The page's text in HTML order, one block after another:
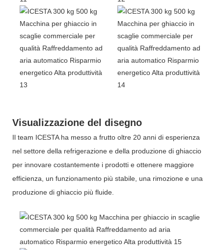
Visualizzazione del disegno
Il team ICESTA ha messo a frutto oltre 20 anni di esperienza
nel settore della refrigerazione e della produzione di ghiaccio
per innovare costantemente i prodotti e ottenere maggiore
efficienza, un funzionamento più stabile, una rimozione e una
produzione di ghiaccio più fluide.